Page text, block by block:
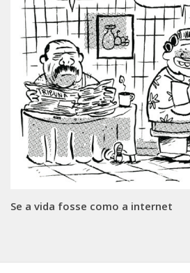
Se a vida fosse como a internet